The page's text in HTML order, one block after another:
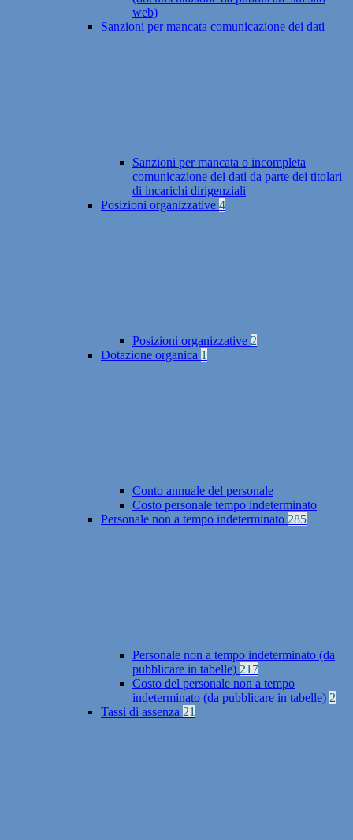
web)
Sanzioni per mancata comunicazione dei dati
Sanzioni per mancata o incompleta
comunicazione dei dati da parte dei titolari
di incarichi dirigenziali
Posizioni organizzative 4
Posizioni organizzative 2
Dotazione organica 1
Conto annuale del personale
Costo personale tempo indeterminato
Personale non a tempo indeterminato 285
Personale non a tempo indeterminato (da
pubblicare in tabelle) 217
Costo del personale non a tempo
indeterminato (da pubblicare in tabelle) 2
Tassi di assenza 21